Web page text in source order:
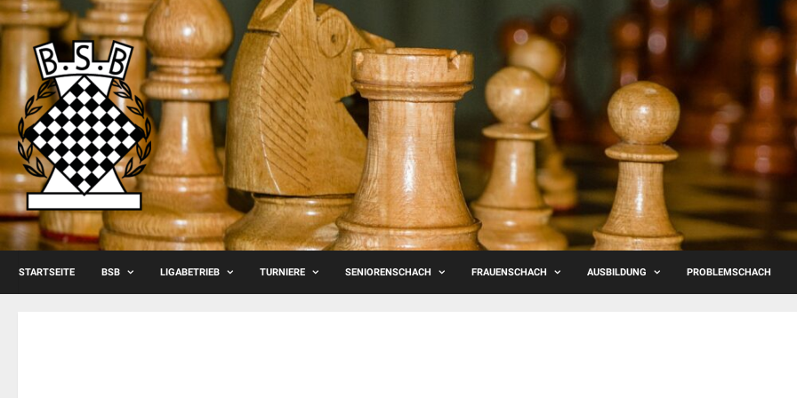
Skip
to
content
STARTSEITE BSB LIGABETRIEB TURNIERE SENIORENSCHACH FRAUENSCHACH AUSBILDUNG PROBLEMSCHACH